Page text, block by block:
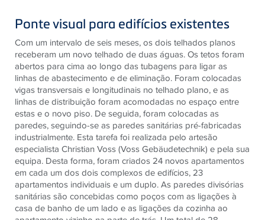
Ponte visual para edifícios existentes
Com um intervalo de seis meses, os dois telhados planos
receberam um novo telhado de duas águas. Os tetos foram
abertos para cima ao longo das tubagens para ligar as
linhas de abastecimento e de eliminação. Foram colocadas
vigas transversais e longitudinais no telhado plano, e as
linhas de distribuição foram acomodadas no espaço entre
estas e o novo piso. De seguida, foram colocadas as
paredes, seguindo-se as paredes sanitárias pré-fabricadas
industrialmente. Esta tarefa foi realizada pelo artesão
especialista Christian Voss (Voss Gebäudetechnik) e pela sua
equipa. Desta forma, foram criados 24 novos apartamentos
em cada um dos dois complexos de edifícios, 23
apartamentos individuais e um duplo. As paredes divisórias
sanitárias são concebidas como poços com as ligações à
casa de banho de um lado e as ligações da cozinha ao